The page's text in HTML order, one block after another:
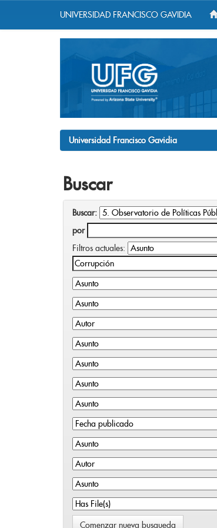
UNIVERSIDAD FRANCISCO GAVIDIA
Universidad Francisco Gavidia
Buscar
Buscar:
por
Filtros actuales:
Comenzar nueva busqueda